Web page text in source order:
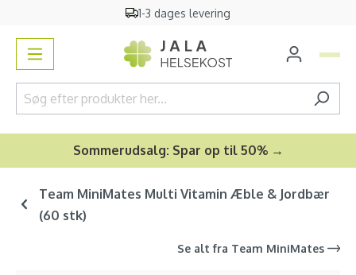
1-3 dages levering
Sommerudsalg: Spar op til 50% →
Team MiniMates Multi Vitamin Æble & Jordbær
(60 stk)
Se alt fra Team MiniMates